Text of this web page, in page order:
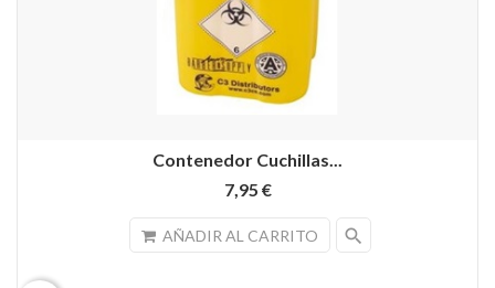
Contenedor Cuchillas...
7,95 €
AÑADIR AL CARRITO search